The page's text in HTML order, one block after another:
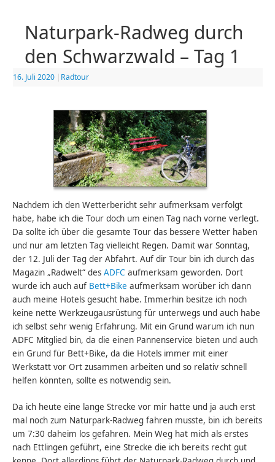
Naturpark-Radweg durch
den Schwarzwald – Tag 1
16. Juli 2020 | Radtour
Nachdem ich den Wetterbericht sehr aufmerksam verfolgt
habe, habe ich die Tour doch um einen Tag nach vorne verlegt.
Da sollte ich über die gesamte Tour das bessere Wetter haben
und nur am letzten Tag vielleicht Regen. Damit war Sonntag,
der 12. Juli der Tag der Abfahrt. Auf dir Tour bin ich durch das
Magazin „Radwelt“ desADFC aufmerksam geworden. Dort
wurde ich auch auf Bett+Bike aufmerksam worüber ich dann
auch meine Hotels gesucht habe. Immerhin besitze ich noch
keine nette Werkzeugausrüstung für unterwegs und auch habe
ich selbst sehr wenig Erfahrung. Mit ein Grund warum ich nun
ADFC Mitglied bin, da die einen Pannenservice bieten und auch
ein Grund für Bett+Bike, da die Hotels immer mit einer
Werkstatt vor Ort zusammen arbeiten und so relativ schnell
helfen könnten, sollte es notwendig sein.
Da ich heute eine lange Strecke vor mir hatte und ja auch erst
mal noch zum Naturpark-Radweg fahren musste, bin ich bereits
um 7:30 daheim los gefahren. Mein Weg hat mich als erstes
nach Ettlingen geführt, eine Strecke die ich bereits recht gut